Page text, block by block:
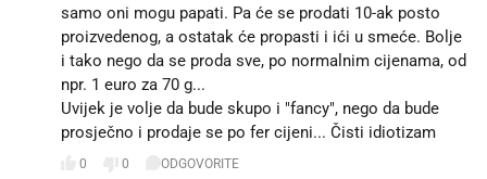
samo oni mogu papati. Pa će se prodati 10-ak posto
proizvedenog, a ostatak će propasti i ići u smeće. Bolje
i tako nego da se proda sve, po normalnim cijenama, od
npr. 1 euro za 70 g...
Uvijek je volje da bude skupo i "fancy", nego da bude
prosječno i prodaje se po fer cijeni... Čisti idiotizam
0 0 ODGOVORITE